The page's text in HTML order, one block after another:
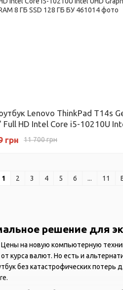
решение для
Цены на новую компьютерную
от курса валют. Но есть и
без катастрофических
Lenovo ThinkPad T14s
Full HD Intel Core i5-10210U
11 700 грн
грн
1 2 3 4 5 6 ... 11